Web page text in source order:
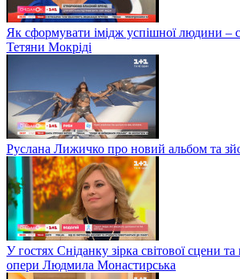
Як сформувати імідж успішної людини –
Тетяни Мокріді
Руслана Лижичко про новий альбом та
У гостях Сніданку зірка світової сцени
опери Людмила Монастирська